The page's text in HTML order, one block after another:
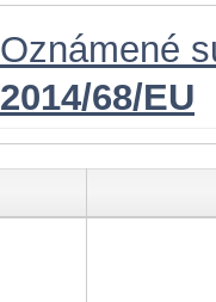
Oznámené
2014/68/EU